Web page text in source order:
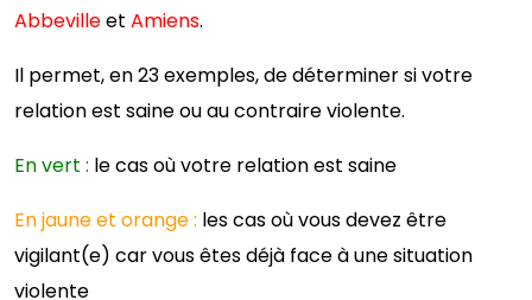
Abbevilleet Amiens.
Il permet, en 23 exemples, de déterminer si votre
relation est saine ou au contraire violente.
En vert : le cas où votre relation est saine
En jaune et orange : les cas où vous devez être
vigilant(e) car vous êtes déjà face à une situation
violente